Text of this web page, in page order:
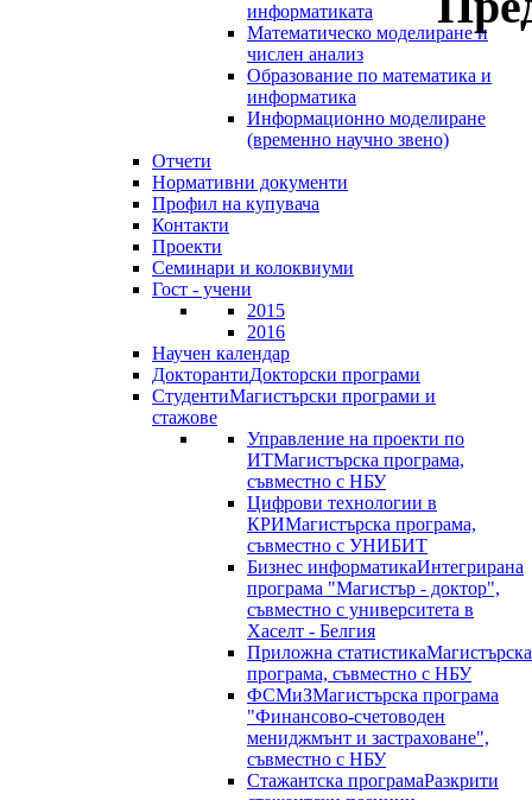
информатиката
Математическо моделиране и
числен анализ
Образование по математика и
информатика
Информационно моделиране
(временно научно звено)
Отчети
Нормативни документи
Профил на купувача
Контакти
Проекти
Семинари и колоквиуми
Гост - учени
2015
2016
Научен календар
ДокторантиДокторски програми
СтудентиМагистърски програми и
стажове
Управление на проекти по
ИТМагистърска програма,
съвместно с НБУ
Цифрови технологии в
КРИМагистърска програма,
съвместно с УНИБИТ
Бизнес информатикаИнтегрирана
програма "Магистър - доктор",
съвместно с университета в
Хаселт - Белгия
Приложна статистикаМагистърска
програма, съвместно с НБУ
ФСМиЗМагистърска програма
"Финансово-счетоводен
мениджмънт и застраховане",
съвместно с НБУ
Стажантска програмаРазкрити